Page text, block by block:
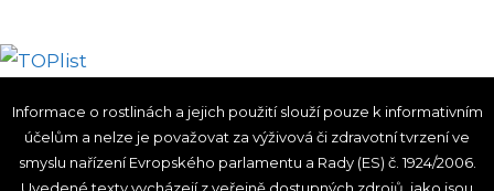
Informace o rostlinách a jejich použití slouží pouze k informativním
účelům a nelze je považovat za výživová či zdravotní tvrzení ve
smyslu nařízení Evropského parlamentu a Rady (ES) č. 1924/2006.